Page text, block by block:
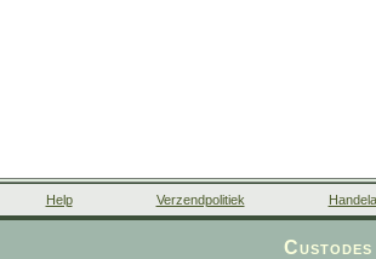
Help Verzendpolitiek